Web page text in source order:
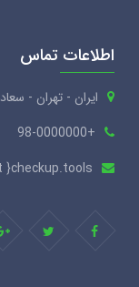
اطلاعات تماس
ایران - تهران -
+98-0000000
}checkup.tools